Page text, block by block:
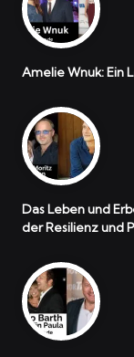
Amelie Wnuk: Ein
Das Leben und
der Resilienz und